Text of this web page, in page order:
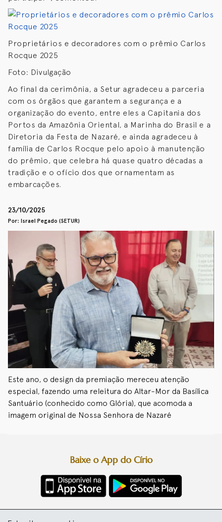
Proprietários e decoradores com o prêmio Carlos
Rocque 2025
Foto: Divulgação
Ao final da cerimônia, a Setur agradeceu a parceria
com os órgãos que garantem a segurança e a
organização do evento, entre eles a Capitania dos
Portos da Amazônia Oriental, a Marinha do Brasil e a
Diretoria da Festa de Nazaré, e ainda agradeceu à
família de Carlos Rocque pelo apoio à manutenção
do prêmio, que celebra há quase quatro décadas a
tradição e o ofício dos que ornamentam as
embarcações.
23/10/2025
Por: Israel Pegado (SETUR)
Este ano, o design da premiação mereceu atenção
especial, fazendo uma releitura do Altar-Mor da Basílica
Santuário (conhecido como Glória), que acomoda a
imagem original de Nossa Senhora de Nazaré
Baixe o App do Círio